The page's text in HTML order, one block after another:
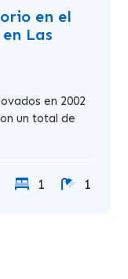
en el
Las
en 2002
un total de
1 1